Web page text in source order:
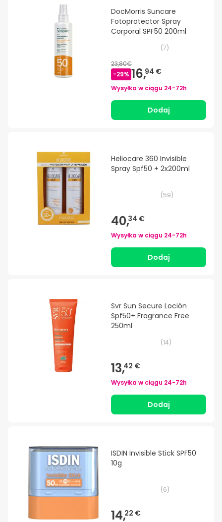
DocMorris Suncare
Fotoprotector Spray
Corporal SPF50 200ml
(7)
23,80€
-29% 16,94 €
Wysyłka w ciągu 24-72h
Dodaj
Heliocare 360 Invisible
Spray Spf50 + 2x200ml
(59)
40,34 €
Wysyłka w ciągu 24-72h
Dodaj
Svr Sun Secure Loción
Spf50+ Fragrance Free
250ml
(14)
13,42 €
Wysyłka w ciągu 24-72h
Dodaj
ISDIN Invisible Stick SPF50
10g
(6)
14,22 €